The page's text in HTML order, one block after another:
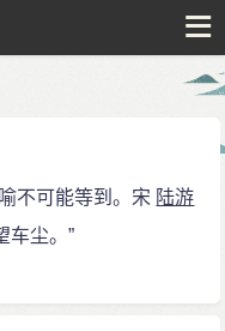
不可能等到。宋 陆游
车尘。”